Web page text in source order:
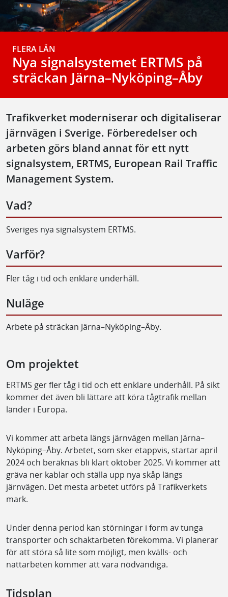
FLERA LÄN
Nya signalsystemet ERTMS på
sträckan Järna–Nyköping–Åby
Trafikverket moderniserar och digitaliserar
järnvägen i Sverige. Förberedelser och
arbeten görs bland annat för ett nytt
signalsystem, ERTMS, European Rail Traffic
Management System.
Vad?
Sveriges nya signalsystem ERTMS.
Varför?
Fler tåg i tid och enklare underhåll.
Nuläge
Arbete på sträckan Järna–Nyköping–Åby.
Om projektet
ERTMS ger fler tåg i tid och ett enklare underhåll. På sikt
kommer det även bli lättare att köra tågtrafik mellan
länder i Europa.
Vi kommer att arbeta längs järnvägen mellan Järna–
Nyköping–Åby. Arbetet, som sker etappvis, startar april
2024 och beräknas bli klart oktober 2025. Vi kommer att
gräva ner kablar och ställa upp nya skåp längs
järnvägen. Det mesta arbetet utförs på Trafikverkets
mark.
Under denna period kan störningar i form av tunga
transporter och schaktarbeten förekomma. Vi planerar
för att störa så lite som möjligt, men kvälls- och
nattarbeten kommer att vara nödvändiga.
Tidsplan